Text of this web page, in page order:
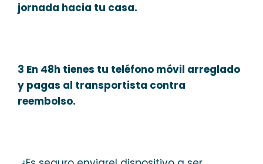
jornada hacia tu casa.
3 En 48h tienes tu teléfono móvil arreglado
y pagas al transportista contra
reembolso.